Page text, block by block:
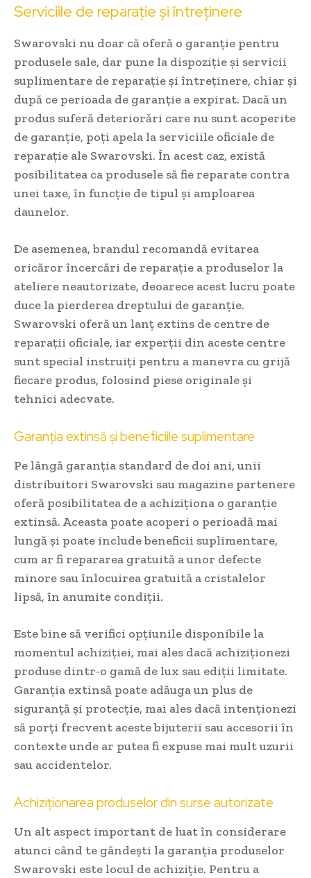
Serviciile de reparație și întreținere
Swarovski nu doar că oferă o garanție pentru
produsele sale, dar pune la dispoziție și servicii
suplimentare de reparație și întreținere, chiar și
după ce perioada de garanție a expirat. Dacă un
produs suferă deteriorări care nu sunt acoperite
de garanție, poți apela la serviciile oficiale de
reparație ale Swarovski. În acest caz, există
posibilitatea ca produsele să fie reparate contra
unei taxe, în funcție de tipul și amploarea
daunelor.
De asemenea, brandul recomandă evitarea
oricăror încercări de reparație a produselor la
ateliere neautorizate, deoarece acest lucru poate
duce la pierderea dreptului de garanție.
Swarovski oferă un lanț extins de centre de
reparații oficiale, iar experții din aceste centre
sunt special instruiți pentru a manevra cu grijă
fiecare produs, folosind piese originale și
tehnici adecvate.
Garanția extinsă și beneficiile suplimentare
Pe lângă garanția standard de doi ani, unii
distribuitori Swarovski sau magazine partenere
oferă posibilitatea de a achiziționa o garanție
extinsă. Aceasta poate acoperi o perioadă mai
lungă și poate include beneficii suplimentare,
cum ar fi repararea gratuită a unor defecte
minore sau înlocuirea gratuită a cristalelor
lipsă, în anumite condiții.
Este bine să verifici opțiunile disponibile la
momentul achiziției, mai ales dacă achiziționezi
produse dintr-o gamă de lux sau ediții limitate.
Garanția extinsă poate adăuga un plus de
siguranță și protecție, mai ales dacă intenționezi
să porți frecvent aceste bijuterii sau accesorii în
contexte unde ar putea fi expuse mai mult uzurii
sau accidentelor.
Achiziționarea produselor din surse autorizate
Un alt aspect important de luat în considerare
atunci când te gândești la garanția produselor
Swarovski este locul de achiziție. Pentru a